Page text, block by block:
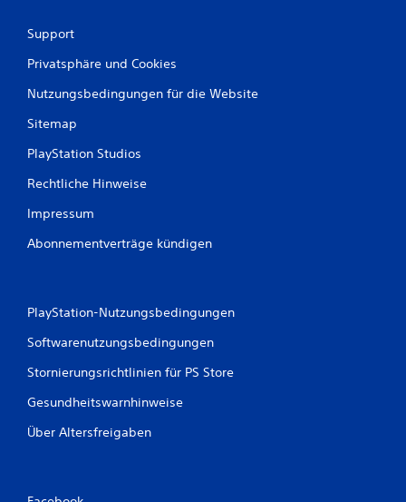
n
e
d
B
w
n
t
u
r
u
g
Support
Privatsphäre und Cookies
Nutzungsbedingungen für die Website
Sitemap
PlayStation Studios
Rechtliche Hinweise
Impressum
Abonnementverträge kündigen
PlayStation-Nutzungsbedingungen
Softwarenutzungsbedingungen
Stornierungsrichtlinien für PS Store
Gesundheitswarnhinweise
Über Altersfreigaben